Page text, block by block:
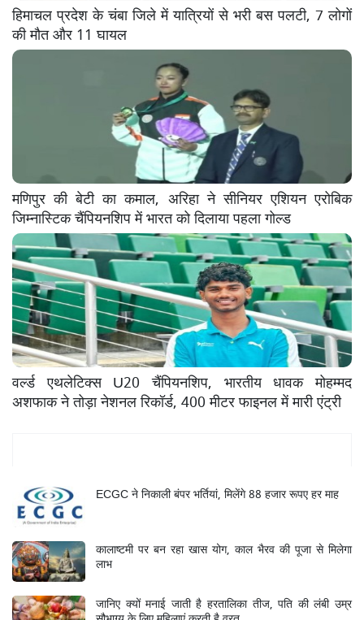
हिमाचल प्रदेश के चंबा जिले में यात्रियों से भरी बस पलटी, 7 लोगों
की मौत और 11 घायल
मणिपुर की बेटी का कमाल, अरिहा ने सीनियर एशियन एरोबिक
जिम्नास्टिक चैंपियनशिप में भारत को दिलाया पहला गोल्ड
वर्ल्ड एथलेटिक्स U20 चैंपियनशिप, भारतीय धावक मोहम्मद
अशफाक ने तोड़ा नेशनल रिकॉर्ड, 400 मीटर फाइनल में मारी एंट्री
ECGC ने निकाली बंपर भर्तियां, मिलेंगे 88 हजार रूपए हर माह
कालाष्टमी पर बन रहा खास योग, काल भैरव की पूजा से मिलेगा
लाभ
जानिए क्यों मनाई जाती है हरतालिका तीज, पति की लंबी उम्र